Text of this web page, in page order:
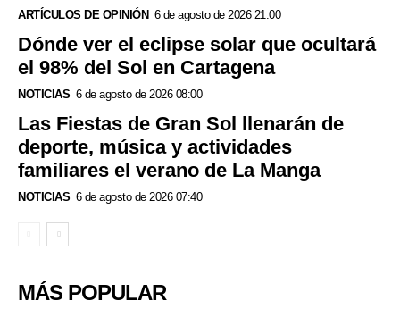
ARTÍCULOS DE OPINIÓN 6 de agosto de 2026 21:00
Dónde ver el eclipse solar que ocultará
el 98% del Sol en Cartagena
NOTICIAS 6 de agosto de 2026 08:00
Las Fiestas de Gran Sol llenarán de
deporte, música y actividades
familiares el verano de La Manga
NOTICIAS 6 de agosto de 2026 07:40
MÁS POPULAR